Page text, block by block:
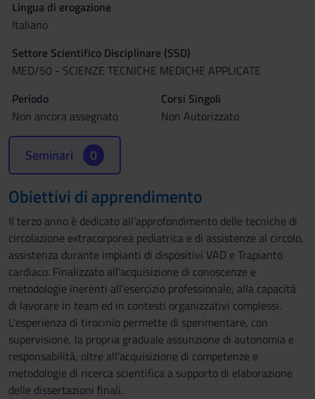
Lingua di erogazione
Italiano
Settore Scientifico Disciplinare (SSD)
MED/50 - SCIENZE TECNICHE MEDICHE APPLICATE
Periodo
Non ancora assegnato
Corsi Singoli
Non Autorizzato
Seminari 0
Obiettivi di apprendimento
Il terzo anno è dedicato all'approfondimento delle tecniche di
circolazione extracorporea pediatrica e di assistenze al circolo,
assistenza durante impianti di dispositivi VAD e Trapianto
cardiaco. Finalizzato all'acquisizione di conoscenze e
metodologie inerenti all’esercizio professionale, alla capacità
di lavorare in team ed in contesti organizzativi complessi.
L'esperienza di tirocinio permette di sperimentare, con
supervisione, la propria graduale assunzione di autonomia e
responsabilità, oltre all'acquisizione di competenze e
metodologie di ricerca scientifica a supporto di elaborazione
delle dissertazioni finali.